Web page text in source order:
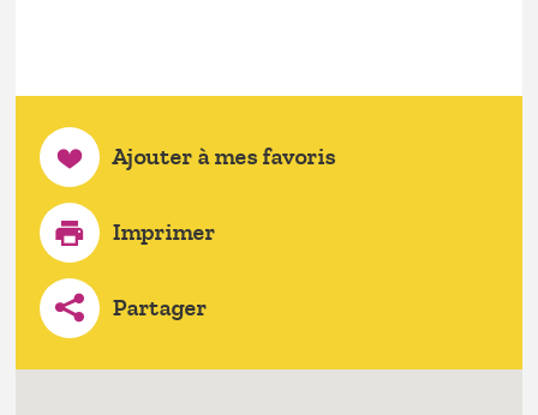
Ajouter à mes favoris
Imprimer
Partager